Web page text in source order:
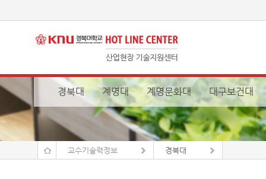
경북대 계명대 계명문화대 대구보건대
교수기술력정보 경북대